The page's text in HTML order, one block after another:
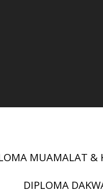
MUAMALAT &
DIPLOMA